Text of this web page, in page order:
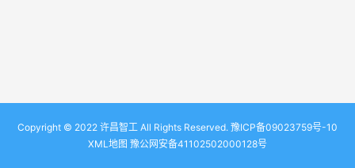
Copyright © 2022 许昌智工 All Rights Reserved. 豫ICP备09023759号-10
XML地图 豫公网安备41102502000128号